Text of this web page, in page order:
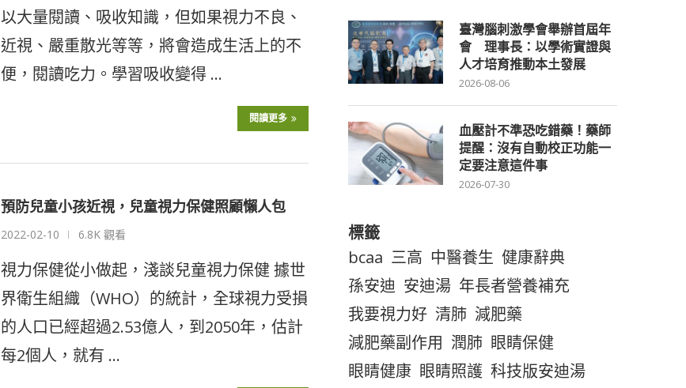
以大量閱讀、吸收知識，但如果視力不良、
近視、嚴重散光等等，將會造成生活上的不
便，閱讀吃力。學習吸收變得 …
閱讀更多
預防兒童小孩近視，兒童視力保健照顧懶人包
2022-02-10 6.8K 觀看
視力保健從小做起，淺談兒童視力保健 據世
界衛生組織（WHO）的統計，全球視力受損
的人口已經超過2.53億人，到2050年，估計
每2個人，就有 …
臺灣腦刺激學會舉辦首屆年
會 理事長：以學術實證與
人才培育推動本土發展
2026-08-06
血壓計不準恐吃錯藥！藥師
提醒：沒有自動校正功能一
定要注意這件事
2026-07-30
標籤
bcaa 三高 中醫養生 健康辭典
孫安迪 安迪湯 年長者營養補充
我要視力好 清肺 減肥藥
減肥藥副作用 潤肺 眼睛保健
眼睛健康 眼睛照護 科技版安迪湯